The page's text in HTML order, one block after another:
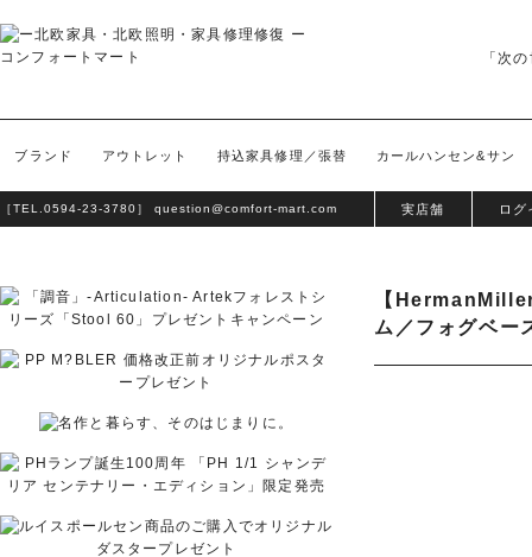
「次
ブランド アウトレット 持込家具修理／張替 カールハンセン&サン
［TEL. 0594-23-3780］ question@comfort-mart.com 実店舗 ログ
【
ム／フォグベー